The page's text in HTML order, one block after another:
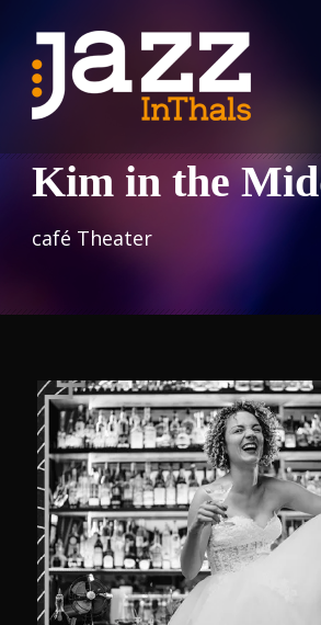
Kim in the
café Theater